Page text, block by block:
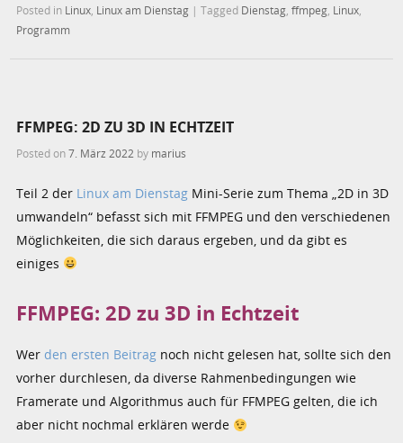
Posted in Linux, Linux am Dienstag |Tagged Dienstag,ffmpeg, Linux,
Programm
FFMPEG: 2D ZU 3D IN ECHTZEIT
Posted on7. März 2022 by marius
Teil 2 der Linux am Dienstag Mini-Serie zum Thema „2D in 3D
umwandeln“ befasst sich mit FFMPEG und den verschiedenen
Möglichkeiten, die sich daraus ergeben, und da gibt es
einiges
FFMPEG: 2D zu 3D in Echtzeit
Wer den ersten Beitrag noch nicht gelesen hat, sollte sich den
vorher durchlesen, da diverse Rahmenbedingungen wie
Framerate und Algorithmus auch für FFMPEG gelten, die ich
aber nicht nochmal erklären werde